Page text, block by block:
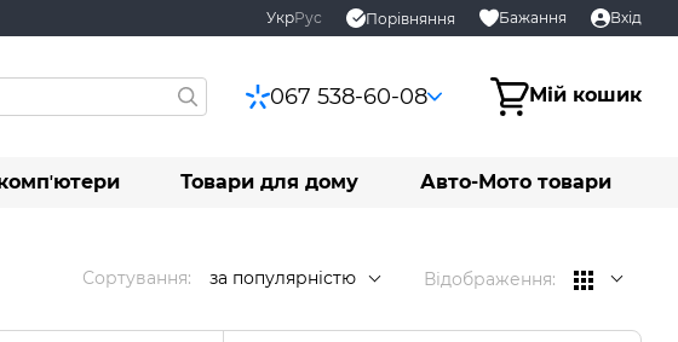
УкрРус Порівняння Бажання Вхід
067 538-60-08 Мій кошик
Товари для дому Авто-Мото товари
Сортування: за популярністю Відображення: